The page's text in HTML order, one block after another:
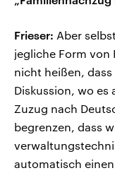
Frieser: Aber
jegliche Form von
nicht heißen,
Diskussion, wo es
Zuzug nach
begrenzen, dass
automatisch